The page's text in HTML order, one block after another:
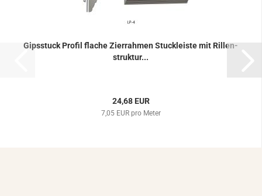
Gips­stuck Pro­fil fla­che Zier­rah­men Stuck­leis­te mit Ril­len­
struk­tur...
24,68 EUR
7,05 EUR pro Meter